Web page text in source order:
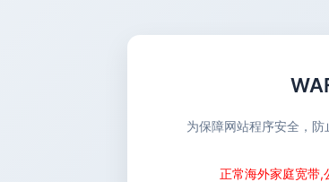
为保障网站程序安全，
正常海外家庭宽带,